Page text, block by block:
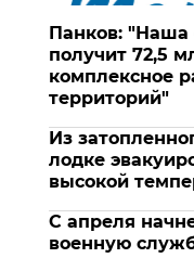
Панков: "Наша
получит 72,5
комплексное
территорий"
Из
лодке
высокой
С апреля
военную